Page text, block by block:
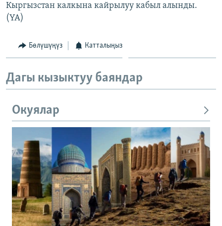
Кыргызстан калкына кайрылуу кабыл алынды.
(YA)
Бөлүшүңүз Катталыңыз
Дагы кызыктуу баяндар
Окуялар